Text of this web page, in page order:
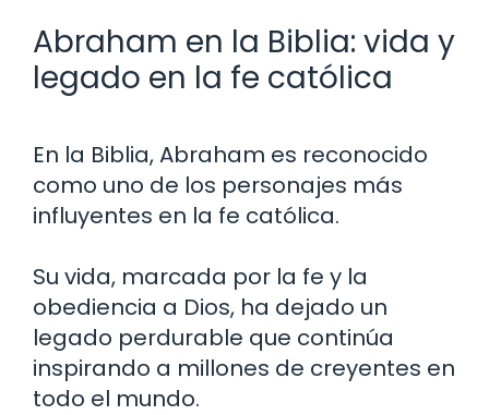
Abraham en la Biblia: vida y
legado en la fe católica
En la Biblia, Abraham es reconocido
como uno de los personajes más
influyentes en la fe católica.
Su vida, marcada por la fe y la
obediencia a Dios, ha dejado un
legado perdurable que continúa
inspirando a millones de creyentes en
todo el mundo.